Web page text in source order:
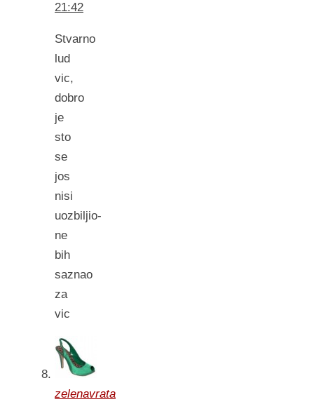
21:42
Stvarno
lud
vic,
dobro
je
sto
se
jos
nisi
uozbiljio-
ne
bih
saznao
za
vic
zelenavrata